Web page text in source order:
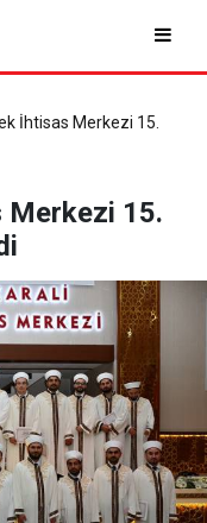
İhtisas Merkezi 15.
Merkezi 15.